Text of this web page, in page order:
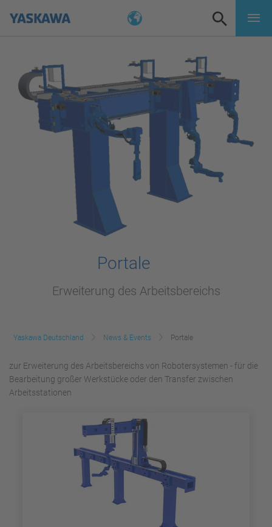
Portale
Erweiterung des Arbeitsbereichs
Yaskawa Deutschland News & Events Portale
zur Erweiterung des Arbeitsbereichs von Robotersystemen - für die
Bearbeitung großer Werkstücke oder den Transfer zwischen
Arbeitsstationen